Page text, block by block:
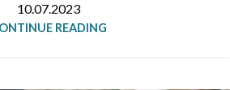
10.07.2023
READING